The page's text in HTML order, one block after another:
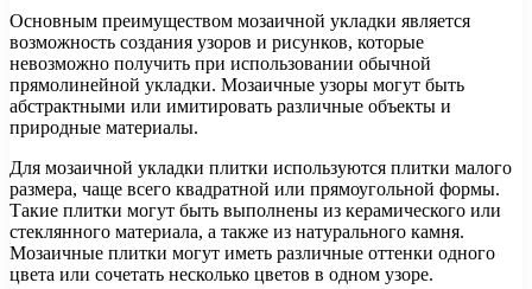
Основным преимуществом мозаичной укладки является
возможность создания узоров и рисунков, которые
невозможно получить при использовании обычной
прямолинейной укладки. Мозаичные узоры могут быть
абстрактными или имитировать различные объекты и
природные материалы.
Для мозаичной укладки плитки используются плитки малого
размера, чаще всего квадратной или прямоугольной формы.
Такие плитки могут быть выполнены из керамического или
стеклянного материала, а также из натурального камня.
Мозаичные плитки могут иметь различные оттенки одного
цвета или сочетать несколько цветов в одном узоре.